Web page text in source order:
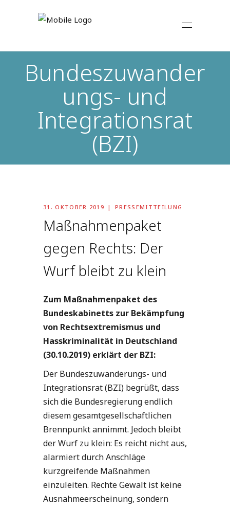
Bundeszuwander
ungs- und
Integrationsrat
(BZI)
31. OKTOBER 2019 PRESSEMITTEILUNG
Maßnahmenpaket
gegen Rechts: Der
Wurf bleibt zu klein
Zum Maßnahmenpaket des
Bundeskabinetts zur Bekämpfung
von Rechtsextremismus und
Hasskriminalität in Deutschland
(30.10.2019) erklärt der BZI:
Der Bundeszuwanderungs- und
Integrationsrat (BZI) begrüßt, dass
sich die Bundesregierung endlich
diesem gesamtgesellschaftlichen
Brennpunkt annimmt. Jedoch bleibt
der Wurf zu klein: Es reicht nicht aus,
alarmiert durch Anschläge
kurzgreifende Maßnahmen
einzuleiten. Rechte Gewalt ist keine
Ausnahmeerscheinung, sondern